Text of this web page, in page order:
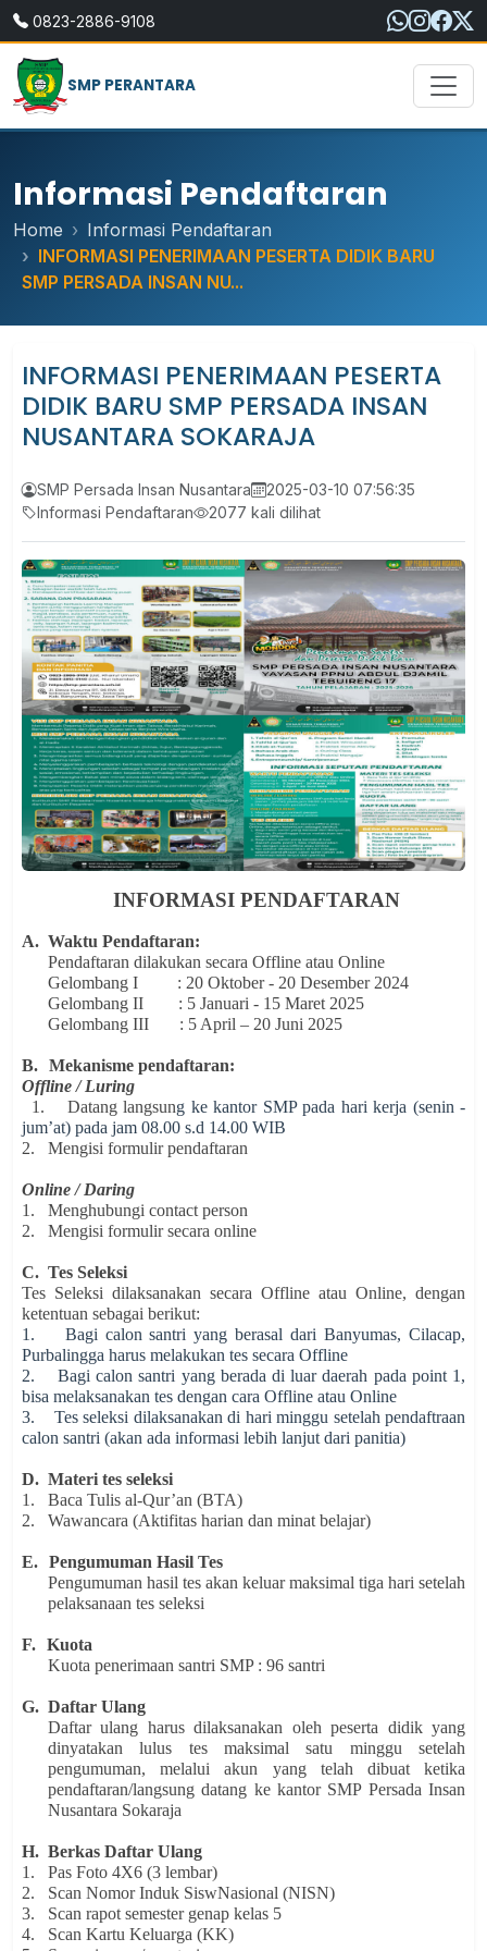
0823-2886-9108
SMP PERANTARA
Informasi Pendaftaran
Home
Informasi Pendaftaran
INFORMASI PENERIMAAN PESERTA DIDIK BARU
SMP PERSADA INSAN NU...
INFORMASI PENERIMAAN PESERTA
DIDIK BARU SMP PERSADA INSAN
NUSANTARA SOKARAJA
SMP Persada Insan Nusantara
2025-03-10 07:56:35
Informasi Pendaftaran
2077 kali dilihat
INFORMASI PENDAFTARAN
A. Waktu Pendaftaran:
Pendaftaran dilakukan secara Offline atau Online
Gelombang I : 20 Oktober - 20 Desember 2024
Gelombang II : 5 Januari - 15 Maret 2025
Gelombang III : 5 April – 20 Juni 2025
B. Mekanisme pendaftaran:
Offline / Luring
Datang langsung ke kantor SMP pada hari kerja (senin -
jum’at) pada jam 08.00 s.d 14.00 WIB
Mengisi formulir pendaftaran
Online / Daring
Menghubungi contact person
Mengisi formulir secara online
C. Tes Seleksi
Tes Seleksi dilaksanakan secara Offline atau Online, dengan
ketentuan sebagai berikut:
1. Bagi calon santri yang berasal dari Banyumas, Cilacap,
Purbalingga harus melakukan tes secara Offline
2. Bagi calon santri yang berada di luar daerah pada point 1,
bisa melaksanakan tes dengan cara Offline atau Online
3. Tes seleksi dilaksanakan di hari minggu setelah pendaftraan
calon santri (akan ada informasi lebih lanjut dari panitia)
D. Materi tes seleksi
Baca Tulis al-Qur’an (BTA)
Wawancara (Aktifitas harian dan minat belajar)
E. Pengumuman Hasil Tes
Pengumuman hasil tes akan keluar maksimal tiga hari setelah
pelaksanaan tes seleksi
F. Kuota
Kuota penerimaan santri SMP : 96 santri
G. Daftar Ulang
Daftar ulang harus dilaksanakan oleh peserta didik yang
dinyatakan lulus tes maksimal satu minggu setelah
pengumuman, melalui akun yang telah dibuat ketika
pendaftaran/langsung datang ke kantor SMP Persada Insan
Nusantara Sokaraja
H. Berkas Daftar Ulang
Pas Foto 4X6 (3 lembar)
Scan Nomor Induk SiswNasional (NISN)
Scan rapot semester genap kelas 5
Scan Kartu Keluarga (KK)